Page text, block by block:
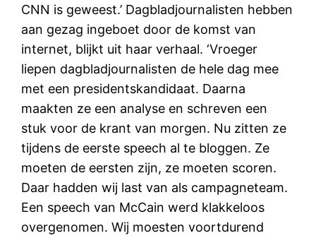
CNN is geweest.’ Dagbladjournalisten hebben
aan gezag ingeboet door de komst van
internet, blijkt uit haar verhaal. ‘Vroeger
liepen dagbladjournalisten de hele dag mee
met een presidentskandidaat. Daarna
maakten ze een analyse en schreven een
stuk voor de krant van morgen. Nu zitten ze
tijdens de eerste speech al te bloggen. Ze
moeten de eersten zijn, ze moeten scoren.
Daar hadden wij last van als campagneteam.
Een speech van McCain werd klakkeloos
overgenomen. Wij moesten voortdurend